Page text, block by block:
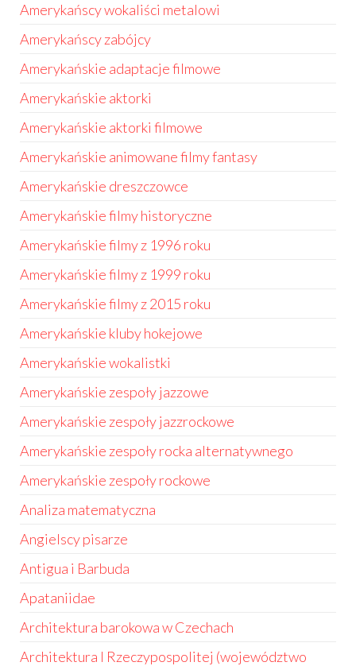
Amerykańscy wokaliści metalowi
Amerykańscy zabójcy
Amerykańskie adaptacje filmowe
Amerykańskie aktorki
Amerykańskie aktorki filmowe
Amerykańskie animowane filmy fantasy
Amerykańskie dreszczowce
Amerykańskie filmy historyczne
Amerykańskie filmy z 1996 roku
Amerykańskie filmy z 1999 roku
Amerykańskie filmy z 2015 roku
Amerykańskie kluby hokejowe
Amerykańskie wokalistki
Amerykańskie zespoły jazzowe
Amerykańskie zespoły jazzrockowe
Amerykańskie zespoły rocka alternatywnego
Amerykańskie zespoły rockowe
Analiza matematyczna
Angielscy pisarze
Antigua i Barbuda
Apataniidae
Architektura barokowa w Czechach
Architektura I Rzeczypospolitej (województwo